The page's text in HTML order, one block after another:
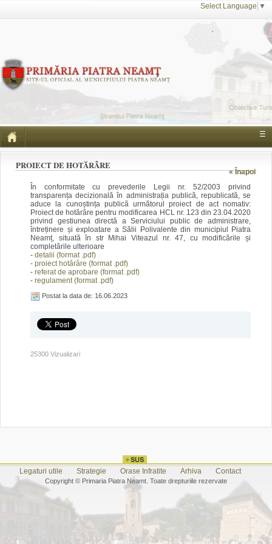
Select Language ▼
☰
« Înapoi
PROIECT DE HOTĂRÂRE
În conformitate cu prevederile Legii nr. 52/2003 privind
transparența decizională în administrația publică, republicată, se
aduce la cunoștința publică următorul proiect de act nomativ:
Proiect de hotărâre pentru modificarea HCL nr. 123 din 23.04.2020
privind gestiunea directă a Serviciului public de administrare,
întreținere și exploatare a Sălii Polivalente din municipiul Piatra
Neamț, situată în str Mihai Viteazul nr. 47, cu modificările și
completările ulterioare
- detalii (format .pdf)
- proiect hotărâre (format .pdf)
- referat de aprobare (format .pdf)
- regulament (format .pdf)
Postat la data de: 16.06.2023
25300 Vizualizari
Legaturi utile Strategie Orase Infratite Arhiva Contact
Copyright © Primaria Piatra Neamt. Toate drepturiile rezervate